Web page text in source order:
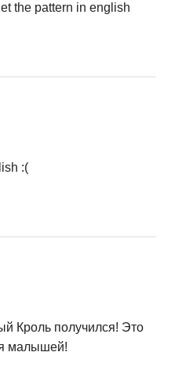
the pattern in english
:(
Кроль получился! Это
малышей!